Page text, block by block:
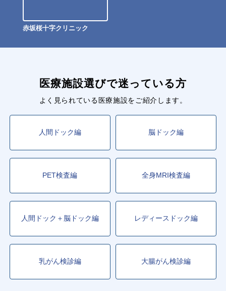
赤坂桜十字クリニック
医療施設選びで迷っている方
よく見られている医療施設をご紹介します。
人間ドック編 脳ドック編
PET検査編 全身MRI検査編
人間ドック＋脳ドック編 レディースドック編
乳がん検診編 大腸がん検診編